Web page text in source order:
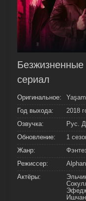
Безжизненные
сериал
Оригинальное:
Год выхода:
2018
Озвучка:
Рус.
Обновление:
1
Жанр:
Режиссер:
Актёры: